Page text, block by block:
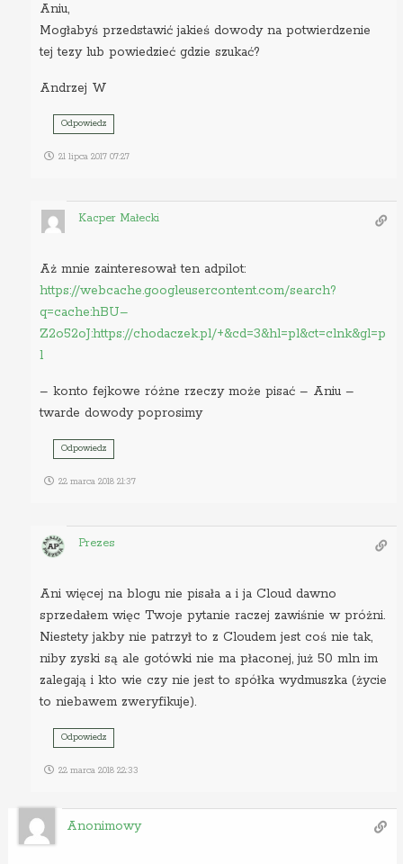
Aniu,
Mogłabyś przedstawić jakieś dowody na potwierdzenie
tej tezy lub powiedzieć gdzie szukać?
Andrzej W
Odpowiedz
21 lipca 2017 07:27
Kacper Małecki
Aż mnie zainteresował ten adpilot:
https://webcache.googleusercontent.com/search?
q=cache:hBU–
Z2o52oJ:https://chodaczek.pl/+&cd=3&hl=pl&ct=clnk&gl=p
l
– konto fejkowe różne rzeczy może pisać – Aniu –
twarde dowody poprosimy
Odpowiedz
22 marca 2018 21:37
Prezes
Ani więcej na blogu nie pisała a i ja Cloud dawno
sprzedałem więc Twoje pytanie raczej zawiśnie w próżni.
Niestety jakby nie patrzył to z Cloudem jest coś nie tak,
niby zyski są ale gotówki nie ma płaconej, już 50 mln im
zalegają i kto wie czy nie jest to spółka wydmuszka (życie
to niebawem zweryfikuje).
Odpowiedz
22 marca 2018 22:33
Anonimowy